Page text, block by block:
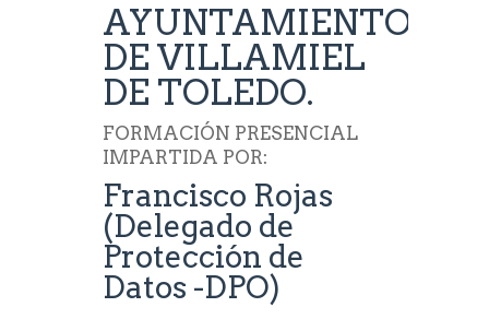
AYUNTAMIENTO
DE VILLAMIEL
DE TOLEDO.
FORMACIÓN PRESENCIAL
IMPARTIDA POR:
Francisco Rojas
(Delegado de
Protección de
Datos -DPO)